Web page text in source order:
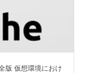
版 仮想環境におけ